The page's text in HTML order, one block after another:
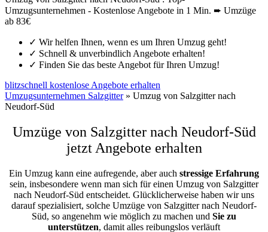
Umzugsunternehmen - Kostenlose Angebote in 1 Min. ➨ Umzüge
ab 83€
✓ Wir helfen Ihnen, wenn es um Ihren Umzug geht!
✓ Schnell & unverbindlich Angebote erhalten!
✓ Finden Sie das beste Angebot für Ihren Umzug!
blitzschnell kostenlose Angebote erhalten
Umzugsunternehmen Salzgitter» Umzug von Salzgitter nach
Neudorf-Süd
Umzüge von Salzgitter nach Neudorf-Süd
jetzt Angebote erhalten
Ein Umzug kann eine aufregende, aber auch stressige Erfahrung
sein, insbesondere wenn man sich für einen Umzug von Salzgitter
nach Neudorf-Süd entscheidet. Glücklicherweise haben wir uns
darauf spezialisiert, solche Umzüge von Salzgitter nach Neudorf-
Süd, so angenehm wie möglich zu machen und Sie zu
unterstützen, damit alles reibungslos verläuft